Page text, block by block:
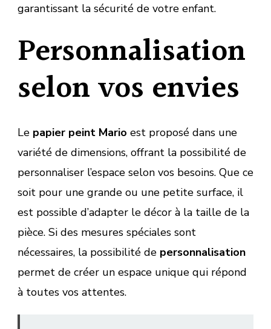
garantissant la sécurité de votre enfant.
Personnalisation
selon vos envies
Le papier peint Mario est proposé dans une
variété de dimensions, offrant la possibilité de
personnaliser l’espace selon vos besoins. Que ce
soit pour une grande ou une petite surface, il
est possible d’adapter le décor à la taille de la
pièce. Si des mesures spéciales sont
nécessaires, la possibilité de personnalisation
permet de créer un espace unique qui répond
à toutes vos attentes.